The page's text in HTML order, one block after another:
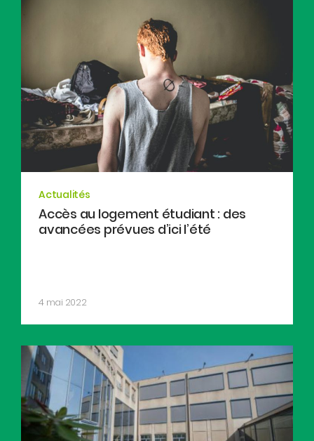
Actualités
Accès au logement étudiant : des
avancées prévues d’ici l’été
4 mai 2022